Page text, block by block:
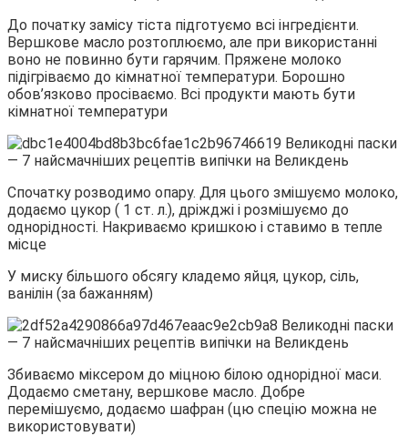
До початку замісу тіста підготуємо всі інгредієнти.
Вершкове масло розтоплюємо, але при використанні
воно не повинно бути гарячим. Пряжене молоко
підігріваємо до кімнатної температури. Борошно
обов’язково просіваємо. Всі продукти мають бути
кімнатної температури
Спочатку розводимо опару. Для цього змішуємо молоко,
додаємо цукор ( 1 ст. л.), дріжджі і розмішуємо до
однорідності. Накриваємо кришкою і ставимо в тепле
місце
У миску більшого обсягу кладемо яйця, цукор, сіль,
ванілін (за бажанням)
Збиваємо міксером до міцною білою однорідної маси.
Додаємо сметану, вершкове масло. Добре
перемішуємо, додаємо шафран (цю спецію можна не
використовувати)